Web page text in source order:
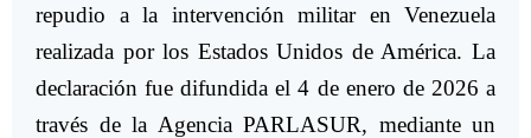
repudio a la intervención militar en Venezuela
realizada por los Estados Unidos de América. La
declaración fue difundida el 4 de enero de 2026 a
través de la Agencia PARLASUR, mediante un